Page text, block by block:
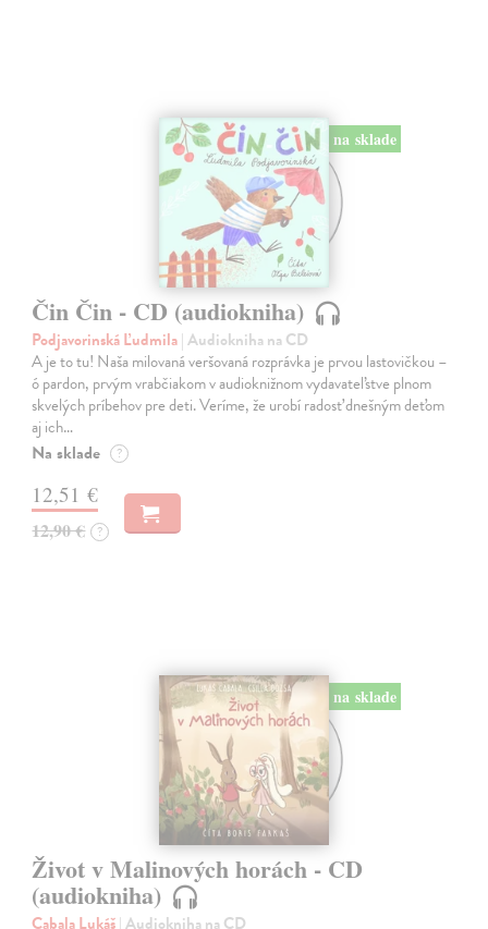
na sklade
Čin Čin - CD (audiokniha)
Podjavorinská Ľudmila| Audiokniha na CD
A je to tu! Naša milovaná veršovaná rozprávka je prvou lastovičkou –
ó pardon, prvým vrabčiakom v audioknižnom vydavateľstve plnom
skvelých príbehov pre deti. Veríme, že urobí radosť dnešným deťom
aj ich…
Na sklade ?
12,51 €
12,90 € ?
na sklade
Život v Malinových horách - CD
(audiokniha)
Cabala Lukáš| Audiokniha na CD